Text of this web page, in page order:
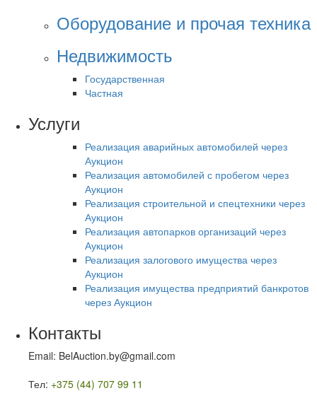
Оборудование и прочая техника
Недвижимость
Государственная
Частная
Услуги
Реализация аварийных автомобилей через
Аукцион
Реализация автомобилей с пробегом через
Аукцион
Реализация строительной и спецтехники через
Аукцион
Реализация автопарков организаций через
Аукцион
Реализация залогового имущества через
Аукцион
Реализация имущества предприятий банкротов
через Аукцион
Контакты
Email: BelAuction.by@gmail.com
Тел: +375 (44) 707 99 11